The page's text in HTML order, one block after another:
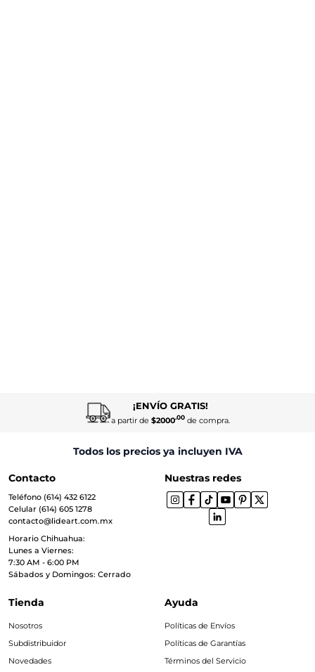
¡ENVÍO GRATIS!
a partir de $2000.00de compra.
Todos los precios ya incluyen IVA
Contacto
Teléfono (614) 432 6122
Celular (614) 605 1278
contacto@lideart.com.mx
Horario Chihuahua:
Lunes a Viernes:
7:30 AM - 6:00 PM
Sábados y Domingos: Cerrado
Nuestras redes
Tienda
Nosotros
Subdistribuidor
Novedades
Ayuda
Políticas de Envíos
Políticas de Garantías
Términos del Servicio